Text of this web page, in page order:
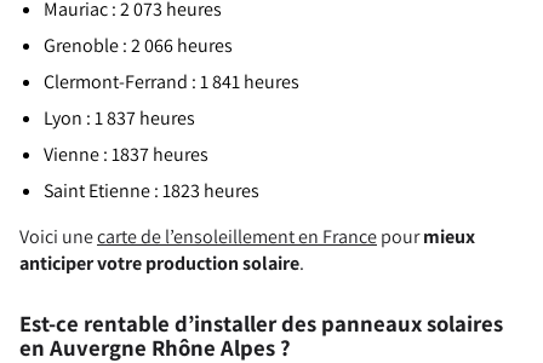
Mauriac : 2 073 heures
Grenoble : 2 066 heures
Clermont-Ferrand : 1 841 heures
Lyon : 1 837 heures
Vienne : 1837 heures
Saint Etienne : 1823 heures
Voici unecarte de l’ensoleillement en Francepourmieux
anticiper votre production solaire.
Est-ce rentable d’installer des panneaux solaires
en Auvergne Rhône Alpes ?